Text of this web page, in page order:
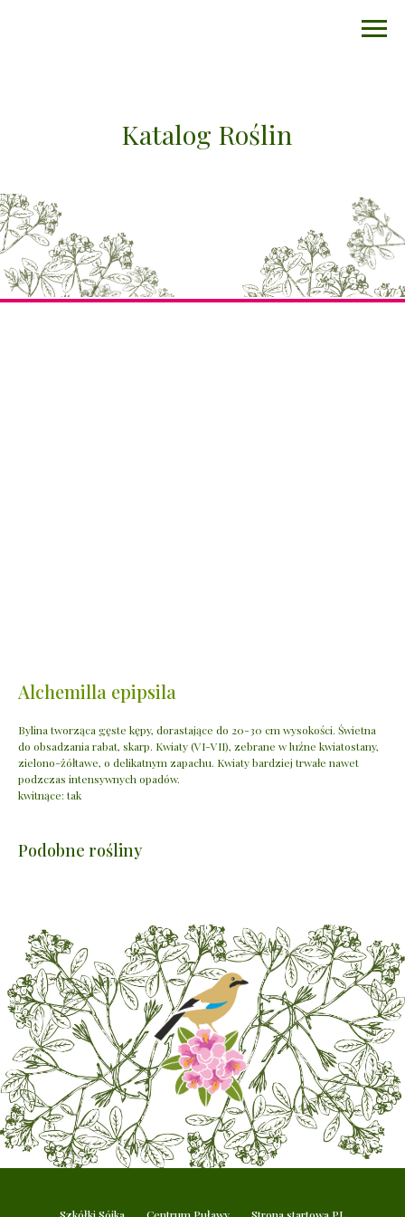
Katalog Roślin
Alchemilla epipsila
Bylina tworząca gęste kępy, dorastające do 20-30 cm wysokości. Świetna
do obsadzania rabat, skarp. Kwiaty (VI-VII), zebrane w luźne kwiatostany,
zielono-żółtawe, o delikatnym zapachu. Kwiaty bardziej trwałe nawet
podzczas intensywnych opadów.
kwitnące: tak
Podobne rośliny
Szkółki Sójka Centrum Puławy Strona startowa PL